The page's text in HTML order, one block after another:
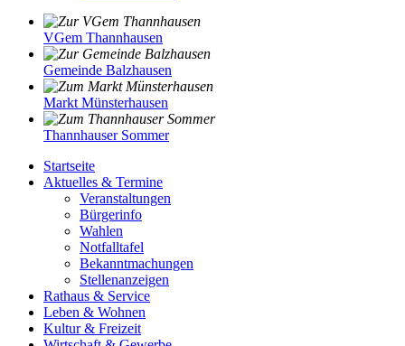
VGem Thannhausen
Gemeinde Balzhausen
Markt Münsterhausen
Thannhauser Sommer
Startseite
Aktuelles & Termine
Veranstaltungen
Bürgerinfo
Wahlen
Notfalltafel
Bekanntmachungen
Stellenanzeigen
Rathaus & Service
Leben & Wohnen
Kultur & Freizeit